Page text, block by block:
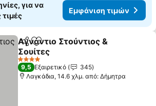
για να
τιμές
Εμφάνιση τιμών
Κοινοποίηση
Προσθήκη στα αγαπημένα
Αγνάντιο Στούντιος &
Σουίτες
Εμφάνιση τιμών
4 Αστέρια
9,5 Εξαιρετικό
345
Λαγκάδια, 14.6 χλμ. από: Δήμητρα